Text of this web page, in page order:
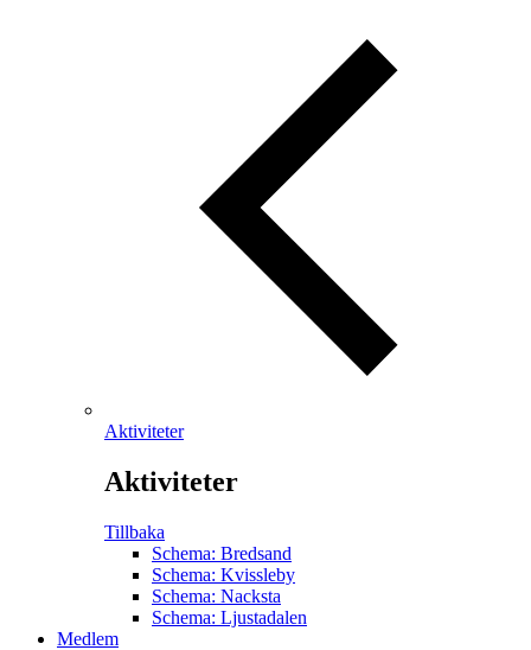
Aktiviteter
Aktiviteter
Tillbaka
Schema: Bredsand
Schema: Kvissleby
Schema: Nacksta
Schema: Ljustadalen
Medlem